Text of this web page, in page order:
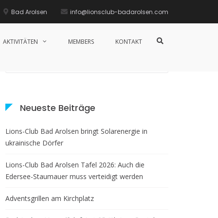
Bad Arolsen info@lionsclub-badarolsen.com
AKTIVITÄTEN MEMBERS KONTAKT
Neueste Beiträge
Lions-Club Bad Arolsen bringt Solarenergie in
ukrainische Dörfer
Lions-Club Bad Arolsen Tafel 2026: Auch die
Edersee-Staumauer muss verteidigt werden
Adventsgrillen am Kirchplatz